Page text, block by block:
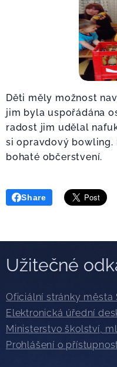
Děti měly možnost
jim byla uspořádána
radost jim udělal
si opravdový bowling.
bohaté občerstvení.
Share
Užitečné
Oficiální stránky města
Elektronická úřední
Ministerstvo školství,
Prohlášení o